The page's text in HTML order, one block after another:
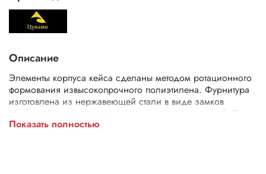
Описание
Элементы корпуса кейса сделаны методом ротационного
формования извысокопрочного полиэтилена. Фурнитура
изготовлена из нержавеющей стали в виде замков
"бабочка" с петлями для навесных замков и пломб. Ручки
выполнены из того же пластика и плотно прилегают к
Показать полностью